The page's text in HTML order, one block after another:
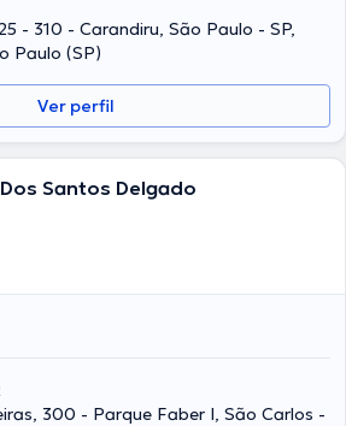
- 310 - Carandiru, São Paulo - SP,
Paulo (SP)
Ver perfil
Santos Delgado
300 - Parque Faber I, São Carlos -